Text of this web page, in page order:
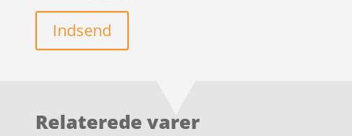
Indsend
Relaterede varer